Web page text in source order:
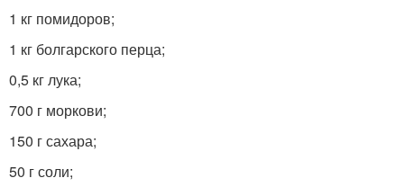
1 кг помидоров;
1 кг болгарского перца;
0,5 кг лука;
700 г моркови;
150 г сахара;
50 г соли;